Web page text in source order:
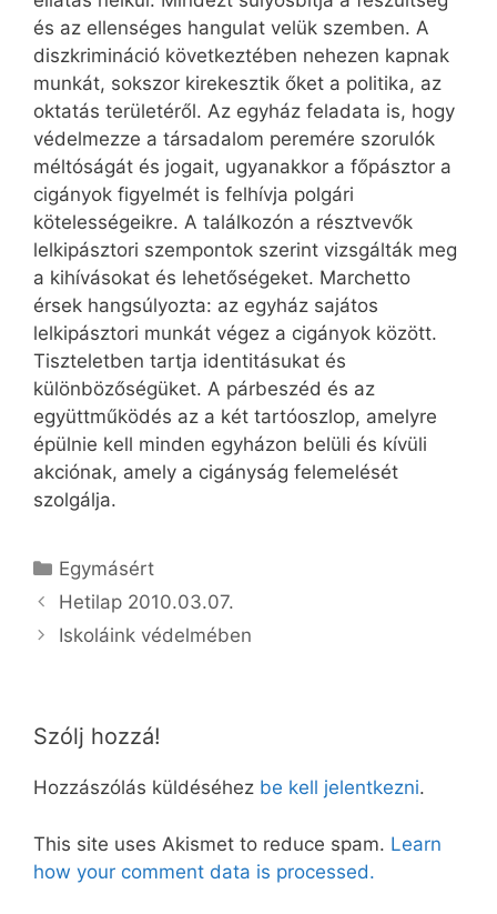
és az ellenséges hangulat velük szemben. A
diszkrimináció következtében nehezen kapnak
munkát, sokszor kirekesztik őket a politika, az
oktatás területéről. Az egyház feladata is, hogy
védelmezze a társadalom peremére szorulók
méltóságát és jogait, ugyanakkor a főpásztor a
cigányok figyelmét is felhívja polgári
kötelességeikre. A találkozón a résztvevők
lelkipásztori szempontok szerint vizsgálták meg
a kihívásokat és lehetőségeket. Marchetto
érsek hangsúlyozta: az egyház sajátos
lelkipásztori munkát végez a cigányok között.
Tiszteletben tartja identitásukat és
különbözőségüket. A párbeszéd és az
együttműködés az a két tartóoszlop, amelyre
épülnie kell minden egyházon belüli és kívüli
akciónak, amely a cigányság felemelését
szolgálja.
Kategória
Egymásért
Hetilap 2010.03.07.
Iskoláink védelmében
Szólj hozzá!
Hozzászólás küldéséhez be kell jelentkezni.
This site uses Akismet to reduce spam. Learn
how your comment data is processed.